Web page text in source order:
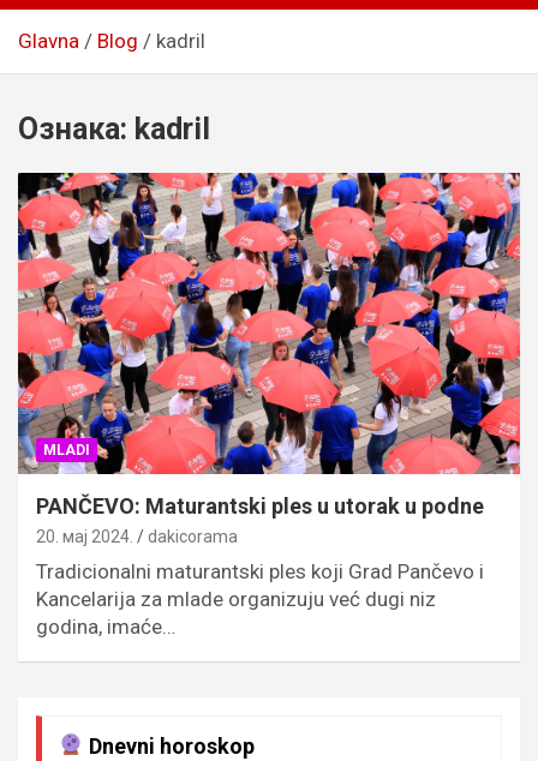
Glavna Blog kadril
Ознака: kadril
MLADI
PANČEVO: Maturantski ples u utorak u podne
20. мај 2024. dakicorama
Tradicionalni maturantski ples koji Grad Pančevo i
Kancelarija za mlade organizuju već dugi niz
godina, imaće…
Dnevni horoskop